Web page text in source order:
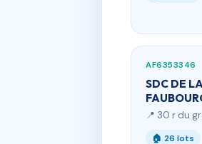
AF6353346
SDC DE
📍 30 r du
🏠 26 lots